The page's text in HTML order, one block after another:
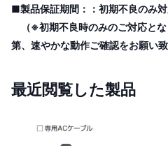
■製品保証期間：：初期不良のみ
（※初期不良時のみのご対応とな
第、速やかな動作ご確認をお願い致
最近閲覧した製品